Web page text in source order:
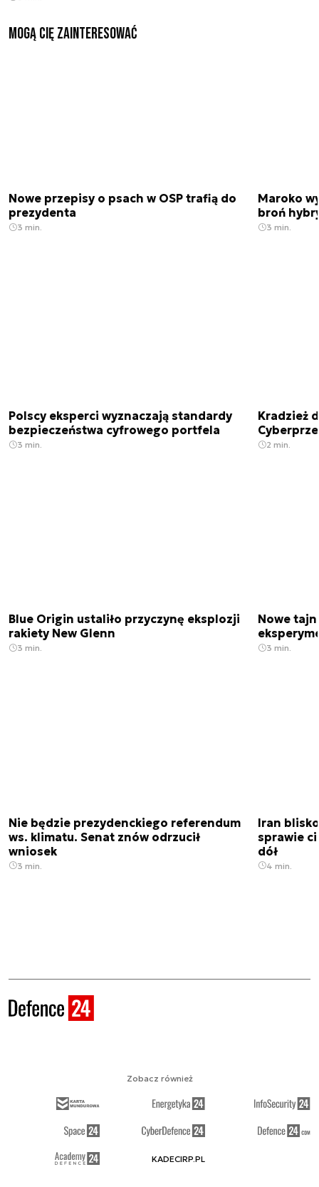
Mogą Cię zainteresować
Nowe przepisy o psach w OSP trafią do
prezydenta
3 min.
Maroko
broń
3 min.
Polscy eksperci wyznaczają standardy
bezpieczeństwa cyfrowego portfela
3 min.
Kradzież
2 min.
Blue Origin ustaliło przyczynę eksplozji
rakiety New Glenn
3 min.
Nowe
3 min.
Nie będzie prezydenckiego referendum
ws. klimatu. Senat znów odrzucił
wniosek
3 min.
Iran
sprawie
dół
4 min.
Zobacz również
KADECIRP.PL